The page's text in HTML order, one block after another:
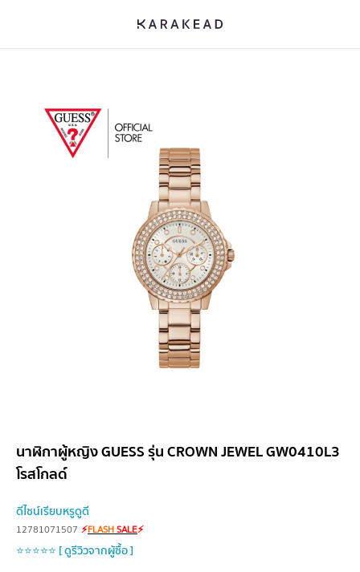
นาฬิกาผู้หญิง GUESS รุ่น CROWN JEWEL GW0410L3
โรสโกลด์
ดีไซน์เรียบหรูดูดี
12781071507 ⚡FLASHSALE⚡
⭐⭐⭐⭐⭐ [ ดูรีวิวจากผู้ซื้อ ]